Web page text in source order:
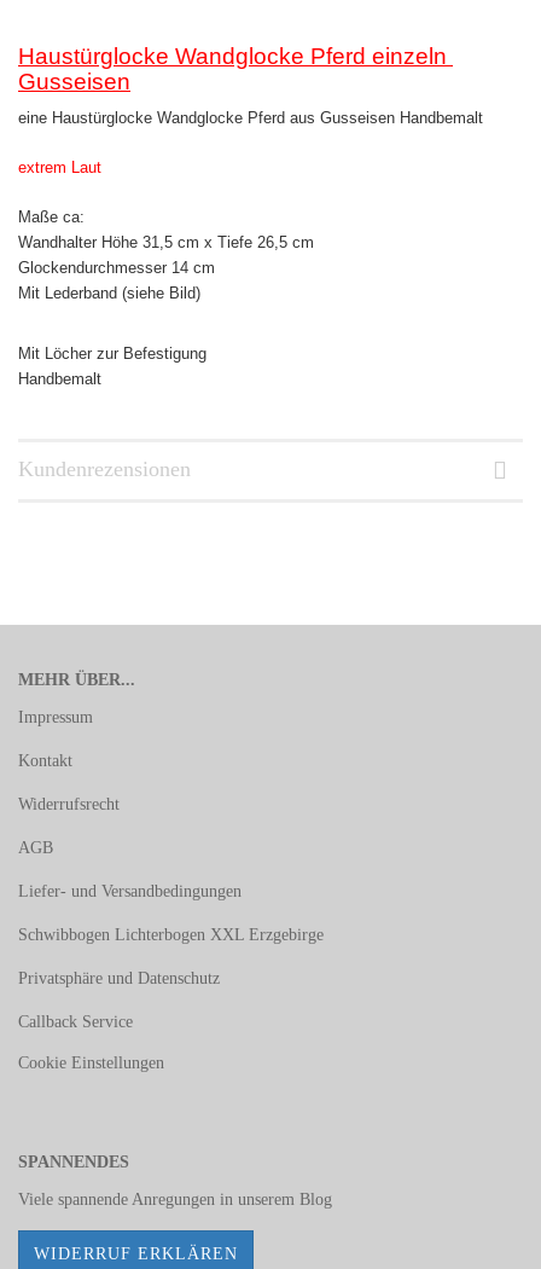
Haustürglocke Wandglocke Pferd einzeln
Gusseisen
eine Haustürglocke Wandglocke Pferd aus Gusseisen Handbemalt
extrem Laut
Maße ca:
Wandhalter Höhe 31,5 cm x Tiefe 26,5 cm
Glockendurchmesser 14 cm
Mit Lederband (siehe Bild)
Mit Löcher zur Befestigung
Handbemalt
Kundenrezensionen
MEHR ÜBER...
Impressum
Kontakt
Widerrufsrecht
AGB
Liefer- und Versandbedingungen
Schwibbogen Lichterbogen XXL Erzgebirge
Privatsphäre und Datenschutz
Callback Service
Cookie Einstellungen
SPANNENDES
Viele spannende Anregungen in unserem Blog
WIDERRUF ERKLÄREN